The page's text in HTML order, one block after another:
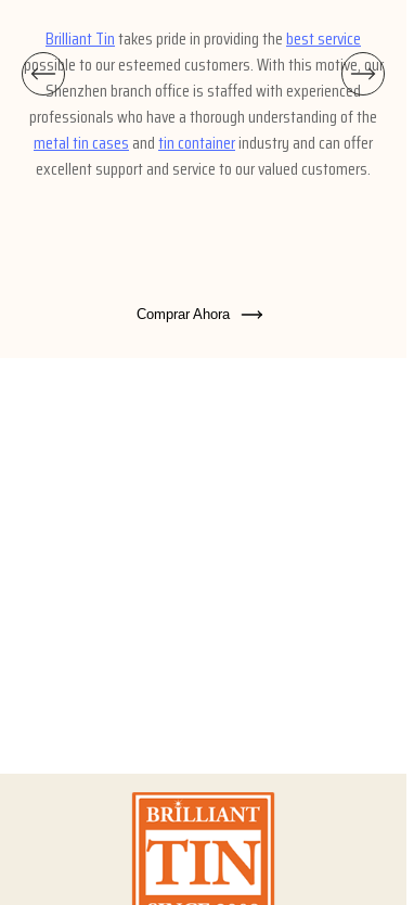
Brilliant Tintakes pride in providing thebest service
possible to our esteemed customers. With this motive, our
Shenzhen branch office is staffed with experienced
professionals who have a thorough understanding of the
metal tin casesandtin containerindustry and can offer
excellent support and service to our valued customers.
Comprar Ahora